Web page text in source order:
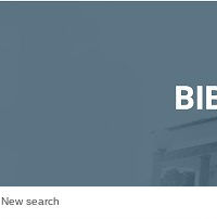
New search